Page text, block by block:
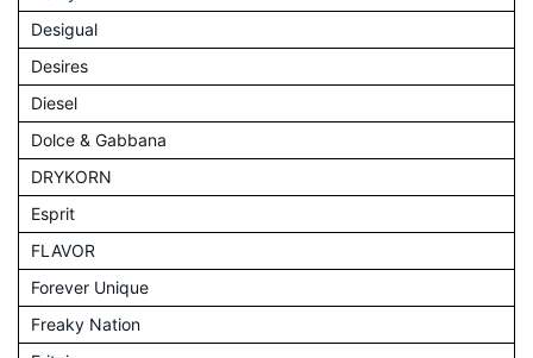
Desigual
Desires
Diesel
Dolce & Gabbana
DRYKORN
Esprit
FLAVOR
Forever Unique
Freaky Nation